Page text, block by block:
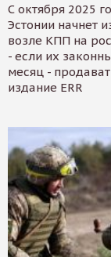
С октября 2025
Эстонии начнет
возле КПП на
- если их
месяц -
издание ERR